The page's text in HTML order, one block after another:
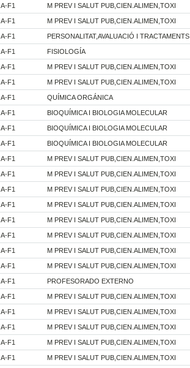
A-F1 M PREV I SALUT PUB,CIEN.ALIMEN,TOXI
A-F1 M PREV I SALUT PUB,CIEN.ALIMEN,TOXI
A-F1 PERSONALITAT,AVALUACIÓ I TRACTAMENTS
A-F1 FISIOLOGÍA
A-F1 M PREV I SALUT PUB,CIEN.ALIMEN,TOXI
A-F1 M PREV I SALUT PUB,CIEN.ALIMEN,TOXI
A-F1 QUÍMICA ORGÁNICA
A-F1 BIOQUÍMICA I BIOLOGIA MOLECULAR
A-F1 BIOQUÍMICA I BIOLOGIA MOLECULAR
A-F1 BIOQUÍMICA I BIOLOGIA MOLECULAR
A-F1 M PREV I SALUT PUB,CIEN.ALIMEN,TOXI
A-F1 M PREV I SALUT PUB,CIEN.ALIMEN,TOXI
A-F1 M PREV I SALUT PUB,CIEN.ALIMEN,TOXI
A-F1 M PREV I SALUT PUB,CIEN.ALIMEN,TOXI
A-F1 M PREV I SALUT PUB,CIEN.ALIMEN,TOXI
A-F1 M PREV I SALUT PUB,CIEN.ALIMEN,TOXI
A-F1 M PREV I SALUT PUB,CIEN.ALIMEN,TOXI
A-F1 M PREV I SALUT PUB,CIEN.ALIMEN,TOXI
A-F1 PROFESORADO EXTERNO
A-F1 M PREV I SALUT PUB,CIEN.ALIMEN,TOXI
A-F1 M PREV I SALUT PUB,CIEN.ALIMEN,TOXI
A-F1 M PREV I SALUT PUB,CIEN.ALIMEN,TOXI
A-F1 M PREV I SALUT PUB,CIEN.ALIMEN,TOXI
A-F1 M PREV I SALUT PUB,CIEN.ALIMEN,TOXI